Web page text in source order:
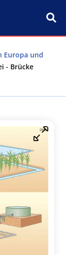
Europa und
- Brücke